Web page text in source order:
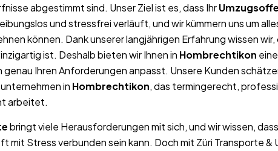
abgestimmt sind. Unser Ziel ist es, dass Ihr
und stressfrei verläuft, und wir kümmern uns um
können. Dank unserer langjährigen Erfahrung wissen wir,
ist. Deshalb bieten wir Ihnen in Hombrechtikon
genau Ihren Anforderungen anpasst. Unsere Kunden
in Hombrechtikon, das termingerecht,
arbeitet.
bringt viele Herausforderungen mit sich, und wir wissen,
mit Stress verbunden sein kann. Doch mit Züri Transporte &